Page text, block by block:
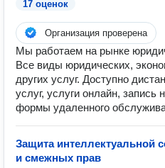
17 оценок
Организация проверена
Мы работаем на рынке
Все виды юридических,
других услуг. Доступно
услуг, услуги онлайн, запись
формы удаленного
Защита интеллектуальной
и смежных прав